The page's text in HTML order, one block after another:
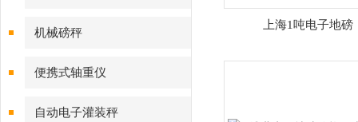
机械磅秤
便携式轴重仪
自动电子灌装秤
上海1吨电子地磅